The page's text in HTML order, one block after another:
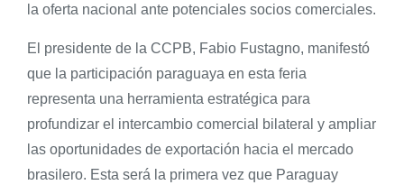
la oferta nacional ante potenciales socios comerciales.
El presidente de la CCPB, Fabio Fustagno, manifestó
que la participación paraguaya en esta feria
representa una herramienta estratégica para
profundizar el intercambio comercial bilateral y ampliar
las oportunidades de exportación hacia el mercado
brasilero. Esta será la primera vez que Paraguay